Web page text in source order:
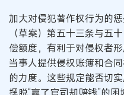
加大对侵犯著作权行为的
（草案）第五十三条与五
偿额度，有利于对侵权者
当事人提供侵权账簿和合
的力度。这些规定能否切